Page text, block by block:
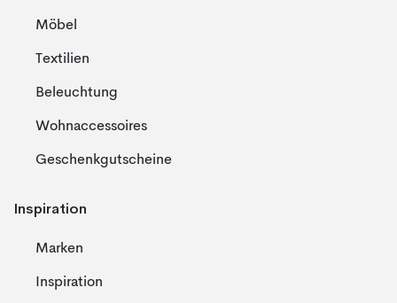
Möbel
Textilien
Beleuchtung
Wohnaccessoires
Geschenkgutscheine
Inspiration
Marken
Inspiration